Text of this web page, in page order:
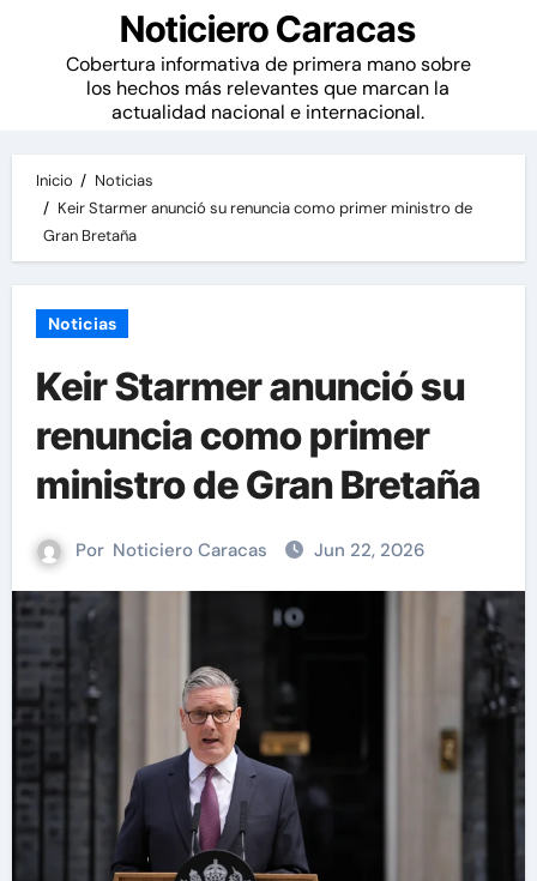
Noticiero Caracas
Cobertura informativa de primera mano sobre
los hechos más relevantes que marcan la
actualidad nacional e internacional.
Inicio
Noticias
Keir Starmer anunció su renuncia como primer ministro de
Gran Bretaña
Noticias
Keir Starmer anunció su
renuncia como primer
ministro de Gran Bretaña
Por Noticiero Caracas Jun 22, 2026